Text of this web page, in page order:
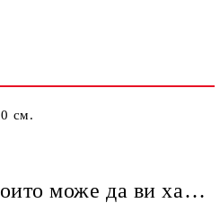
см.
Други продукти, които може да ви харесат